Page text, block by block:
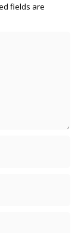
fields are